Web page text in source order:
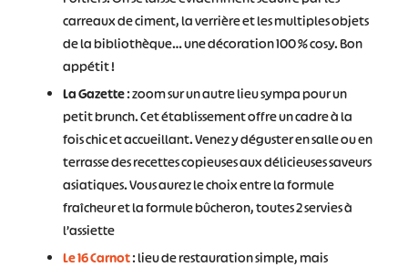
carreaux de ciment, la verrière et les multiples objets
de la bibliothèque… une décoration 100 % cosy. Bon
appétit !
La Gazette: zoom sur un autre lieu sympa pour un
petit brunch. Cet établissement offre un cadre à la
fois chic et accueillant. Venez y déguster en salle ou en
terrasse des recettes copieuses aux délicieuses saveurs
asiatiques. Vous aurez le choix entre la formule
fraîcheur et la formule bûcheron, toutes 2 servies à
l’assiette
Le 16 Carnot: lieu de restauration simple, mais